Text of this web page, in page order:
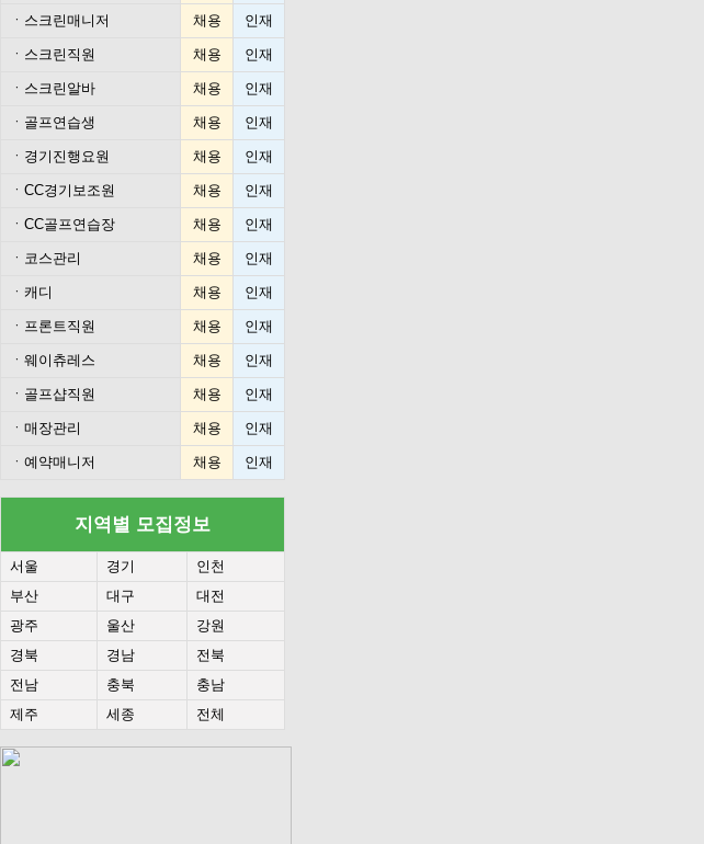
ㆍ 스크린매니저 채용 인재
ㆍ 스크린직원 채용 인재
ㆍ 스크린알바 채용 인재
ㆍ 골프연습생 채용 인재
ㆍ 경기진행요원 채용 인재
ㆍ CC경기보조원 채용 인재
ㆍ CC골프연습장 채용 인재
ㆍ 코스관리 채용 인재
ㆍ 캐디 채용 인재
ㆍ 프론트직원 채용 인재
ㆍ 웨이츄레스 채용 인재
ㆍ 골프샵직원 채용 인재
ㆍ 매장관리 채용 인재
ㆍ 예약매니저 채용 인재
지역별 모집정보
서울 경기
인천
부산
대구
대전
광주
울산
강원
경북
경남
전북
전남
충북
충남
제주
세종 전체